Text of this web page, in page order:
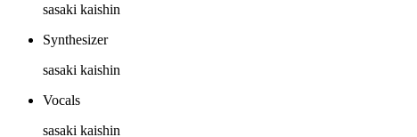
sasaki kaishin
Synthesizer
sasaki kaishin
Vocals
sasaki kaishin